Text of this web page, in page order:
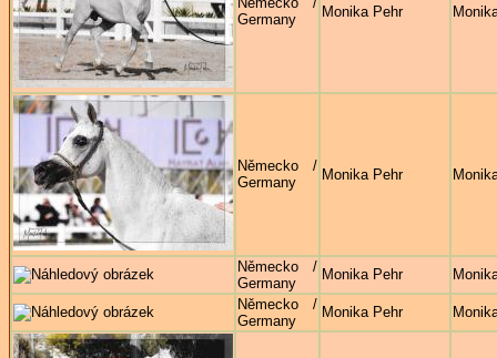
Germany
Monika Pehr
Německo /
Germany
Monika Pehr
Německo /
Germany
Monika Pehr
Německo /
Germany
Monika Pehr